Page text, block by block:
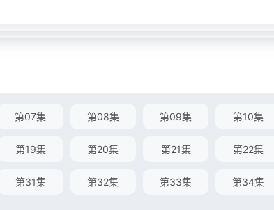
第07集 第08集 第09集 第10集
第19集 第20集 第21集 第22集
第31集 第32集 第33集 第34集